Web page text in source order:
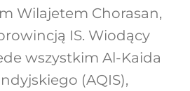
Wilajetem Chorasan,
IS. Wiodący
wszystkim Al-Kaida
(AQIS),